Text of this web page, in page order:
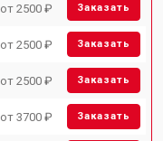
от 2500 ₽ Заказать
от 2500 ₽ Заказать
от 2500 ₽ Заказать
от 3700 ₽ Заказать